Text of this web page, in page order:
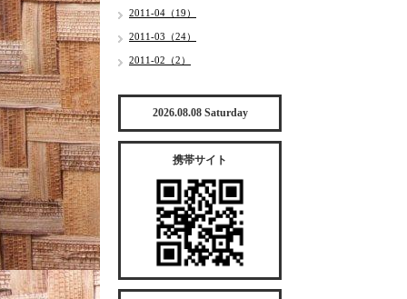
2011-04（19）
2011-03（24）
2011-02（2）
2026.08.08 Saturday
携帯サイト